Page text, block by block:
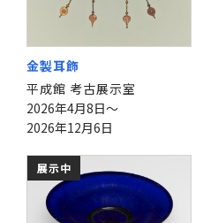
金製耳飾
平成館 考古展示室
2026年4月8日～
2026年12月6日
展示中